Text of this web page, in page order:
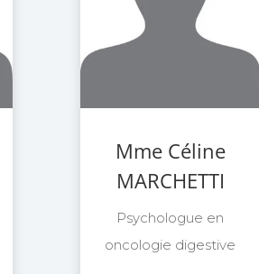
Mme Céline
MARCHETTI
Psychologue en
oncologie digestive